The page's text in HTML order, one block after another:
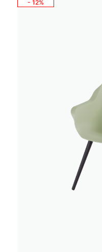
- 12%